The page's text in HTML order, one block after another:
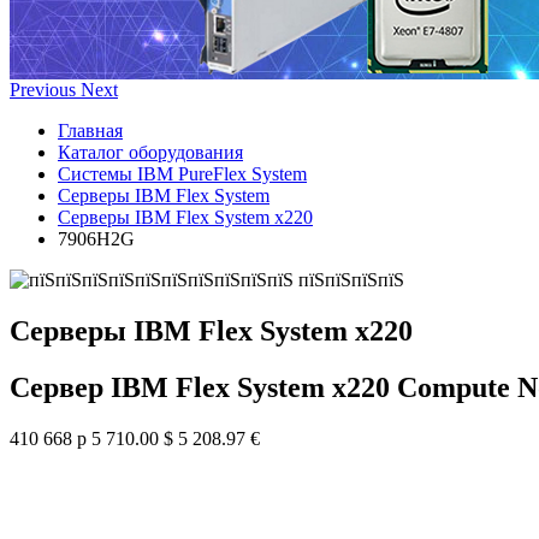
Previous Next
Главная
Каталог оборудования
Системы IBM PureFlex System
Серверы IBM Flex System
Серверы IBM Flex System x220
7906H2G
Серверы IBM Flex System x220
Сервер IBM Flex System x220 Compute
410 668 р 5 710.00 $ 5 208.97 €